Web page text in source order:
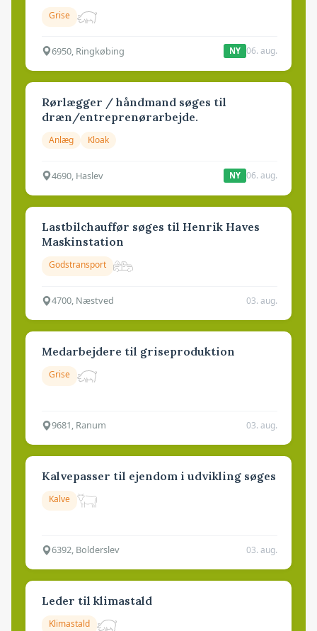
Grise
6950, Ringkøbing NY 06. aug.
Rørlægger / håndmand søges til
dræn/entreprenørarbejde.
Anlæg Kloak
4690, Haslev NY 06. aug.
Lastbilchauffør søges til Henrik Haves
Maskinstation
Godstransport
4700, Næstved 03. aug.
Medarbejdere til griseproduktion
Grise
9681, Ranum 03. aug.
Kalvepasser til ejendom i udvikling søges
Kalve
6392, Bolderslev 03. aug.
Leder til klimastald
Klimastald